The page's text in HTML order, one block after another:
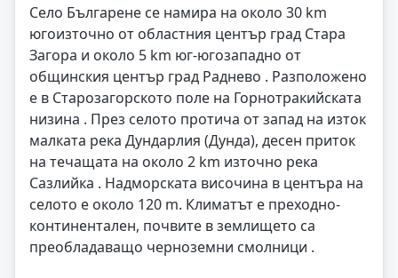
Село Българене се намира на около 30 km
югоизточно от областния център град Стара
Загора и около 5 km юг-югозападно от
общинския център град Раднево . Разположено
е в Старозагорското поле на Горнотракийската
низина . През селото протича от запад на изток
малката река Дундарлия (Дунда), десен приток
на течащата на около 2 km източно река
Сазлийка . Надморската височина в центъра на
селото е около 120 m. Климатът е преходно-
континентален, почвите в землището са
преобладаващо черноземни смолници .